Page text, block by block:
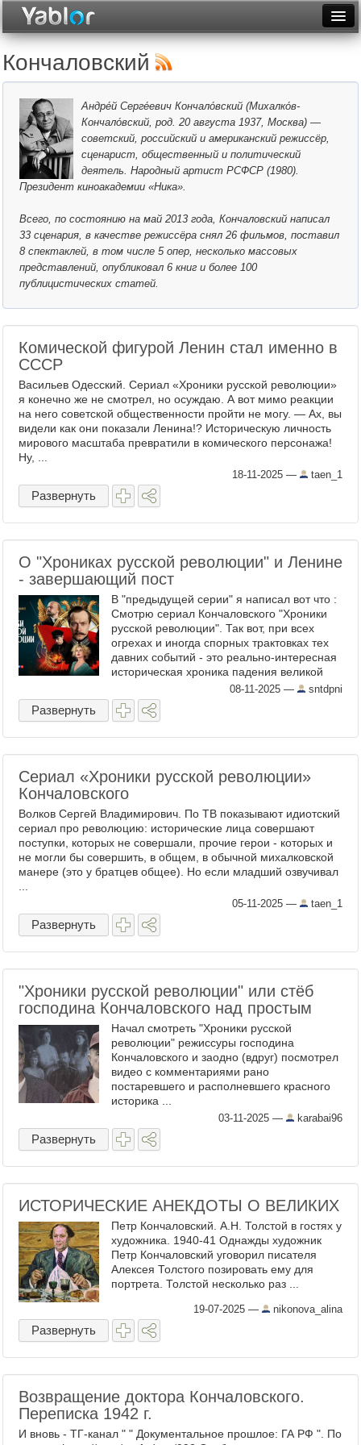
Неделя
Месяц
Рейтинги
Архив
Видеотоп
Кончаловский
Андре́й Серге́евич Кончало́вский (Михалко́в-
Кончало́вский, род. 20 августа 1937, Москва) —
советский, российский и американский режиссёр,
сценарист, общественный и политический
деятель. Народный артист РСФСР (1980).
Президент киноакадемии «Ника».
Всего, по состоянию на май 2013 года, Кончаловский написал
33 сценария, в качестве режиссёра снял 26 фильмов, поставил
8 спектаклей, в том числе 5 опер, несколько массовых
представлений, опубликовал 6 книг и более 100
публицистических статей.
Комической фигурой Ленин стал именно в
СССР
Васильев Одесский. Сериал «Хроники русской революции»
я конечно же не смотрел, но осуждаю. А вот мимо реакции
на него советской общественности пройти не могу. — Ах, вы
видели как они показали Ленина!? Историческую личность
мирового масштаба превратили в комического персонажа!
Ну, ...
18-11-2025 — taen_1
Развернуть
О "Хрониках русской революции" и Ленине
- завершающий пост
В "предыдущей серии" я написал вот что :
Смотрю сериал Кончаловского "Хроники
русской революции". Так вот, при всех
огрехах и иногда спорных трактовках тех
давних событий - это реально-интересная
историческая хроника падения великой
Российской Империи в художественном
оформлении ...
08-11-2025 — sntdpni
Развернуть
Сериал «Хроники русской революции»
Кончаловского
Волков Сергей Владимирович. По ТВ показывают идиотский
сериал про революцию: исторические лица совершают
поступки, которых не совершали, прочие герои - которых и
не могли бы совершить, в общем, в обычной михалковской
манере (это у братцев общее). Но если младший озвучивал
...
05-11-2025 — taen_1
Развернуть
"Хроники русской революции" или стёб
господина Кончаловского над простым
Начал смотреть "Хроники русской
революции" режиссуры господина
Кончаловского и заодно (вдруг) посмотрел
видео с комментариями рано
постаревшего и располневшего красного
историка ...
03-11-2025 — karabai96
Развернуть
ИСТОРИЧЕСКИЕ АНЕКДОТЫ О ВЕЛИКИХ
Петр Кончаловский. А.Н. Толстой в гостях у
художника. 1940-41 Однажды художник
Петр Кончаловский уговорил писателя
Алексея Толстого позировать ему для
портрета. Толстой несколько раз ...
19-07-2025 — nikonova_alina
Развернуть
Возвращение доктора Кончаловского.
Переписка 1942 г.
И вновь - ТГ-канал " " Документальное прошлое: ГА РФ ". По